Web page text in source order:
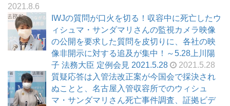
2021.8.6
IWJの質問が口火を切る！収容中に死亡したウ
ィシュマ・サンダマリさんの監視カメラ映像
の公開を要求した質問を皮切りに、各社の映
像非開示に対する追及が集中！～5.28上川陽
子 法務大臣 定例会見 2021.5.28
2021.5.28
質疑応答は入管法改正案が今国会で採決され
ぬことと、名古屋入管収容所でのウィシュ
マ・サンダマリさん死亡事件調査、証拠ビデ